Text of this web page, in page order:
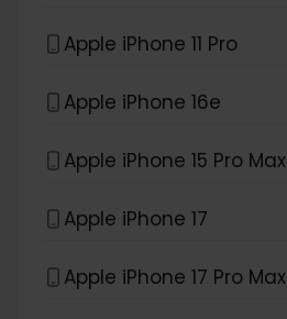
Apple iPhone 11 Pro
Apple iPhone 16e
Apple iPhone 15 Pro Max
Apple iPhone 17
Apple iPhone 17 Pro Max